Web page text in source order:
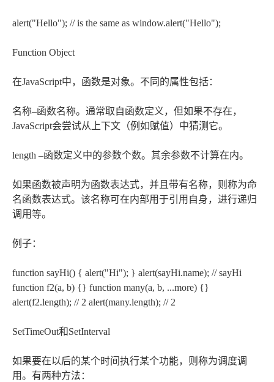
alert("Hello"); // is the same as window.alert("Hello");
Function Object
在JavaScript中，函数是对象。不同的属性包括：
名称–函数名称。通常取自函数定义，但如果不存在，
JavaScript会尝试从上下文（例如赋值）中猜测它。
length –函数定义中的参数个数。其余参数不计算在内。
如果函数被声明为函数表达式，并且带有名称，则称为命
名函数表达式。该名称可在内部用于引用自身，进行递归
调用等。
例子：
function sayHi() { alert("Hi"); } alert(sayHi.name); // sayHi
function f2(a, b) {} function many(a, b, ...more) {}
alert(f2.length); // 2 alert(many.length); // 2
SetTimeOut和SetInterval
如果要在以后的某个时间执行某个功能，则称为调度调
用。有两种方法：